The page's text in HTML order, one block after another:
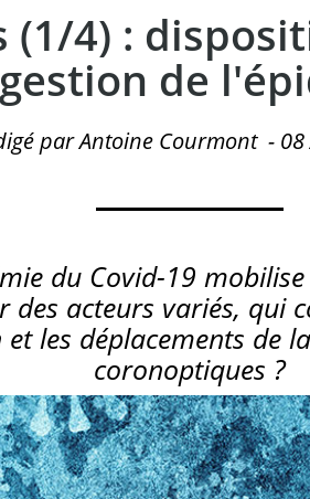
(1/4) :
de
par Antoine Courmont -
du Covid-19
des acteurs variés, qui
les déplacements de
coronoptiques ?